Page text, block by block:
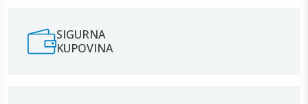
SIGURNA
KUPOVINA